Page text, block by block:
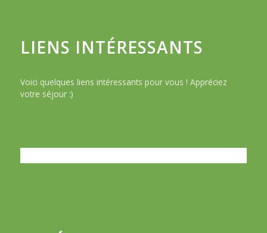
LIENS INTÉRESSANTS
Voici quelques liens intéressants pour vous ! Appréciez
votre séjour :)